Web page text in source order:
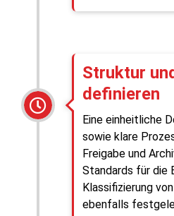
Struktur
definieren
Eine einheitliche
sowie klare
Freigabe und
Standards für die
Klassifizierung
ebenfalls